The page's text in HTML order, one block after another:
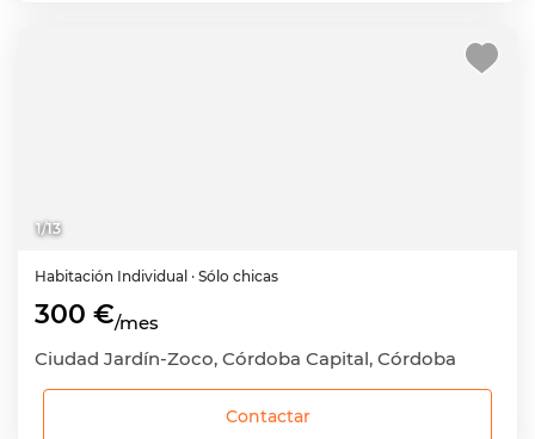
1/13
Habitación Individual · Sólo chicas
300 €/mes
Ciudad Jardín-Zoco, Córdoba Capital, Córdoba
Contactar